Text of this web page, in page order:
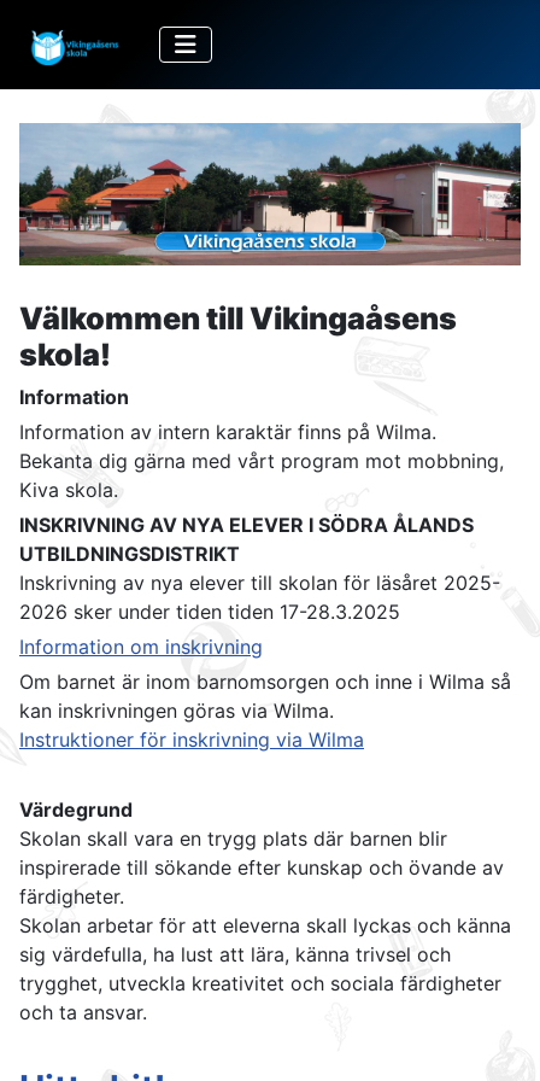
Välkommen till Vikingaåsens
skola!
Information
Information av intern karaktär finns på Wilma.
Bekanta dig gärna med vårt program mot mobbning,
Kiva skola.
INSKRIVNING AV NYA ELEVER I SÖDRA ÅLANDS
UTBILDNINGSDISTRIKT
Inskrivning av nya elever till skolan för läsåret 2025-
2026 sker under tiden tiden 17-28.3.2025
Information om inskrivning
Om barnet är inom barnomsorgen och inne i Wilma så
kan inskrivningen göras via Wilma.
Instruktioner för inskrivning via Wilma
Värdegrund
Skolan skall vara en trygg plats där barnen blir
inspirerade till sökande efter kunskap och övande av
färdigheter.
Skolan arbetar för att eleverna skall lyckas och känna
sig värdefulla, ha lust att lära, känna trivsel och
trygghet, utveckla kreativitet och sociala färdigheter
och ta ansvar.